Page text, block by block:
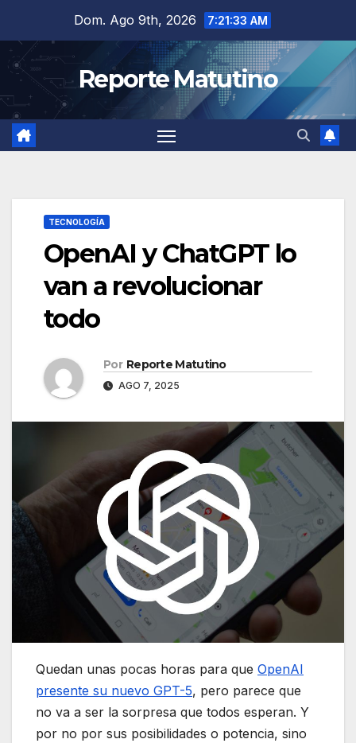
contenido
Dom. Ago 9th, 2026 7:21:34 AM
Reporte Matutino
TECNOLOGÍA
OpenAI y ChatGPT lo
van a revolucionar
todo
Por Reporte Matutino
AGO 7, 2025
Quedan unas pocas horas para que OpenAI
presente su nuevo GPT-5, pero parece que
no va a ser la sorpresa que todos esperan. Y
por no por sus posibilidades o potencia, sino